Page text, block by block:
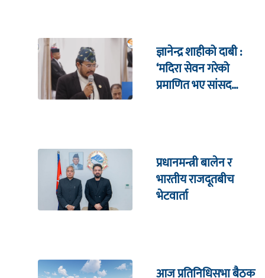
ज्ञानेन्द्र शाहीको दाबी :
‘मदिरा सेवन गरेको
प्रमाणित भए सांसद
प्रधानमन्त्री बालेन र
भारतीय राजदूतबीच
भेटवार्ता
आज प्रतिनिधिसभा बैठक